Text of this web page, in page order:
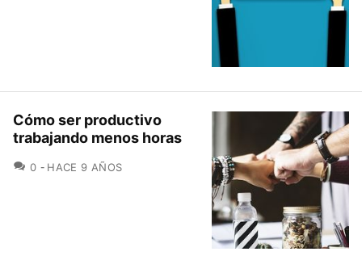
Cómo ser productivo
trabajando menos horas
0 COMENTARIOS
HACE 9 AÑOS